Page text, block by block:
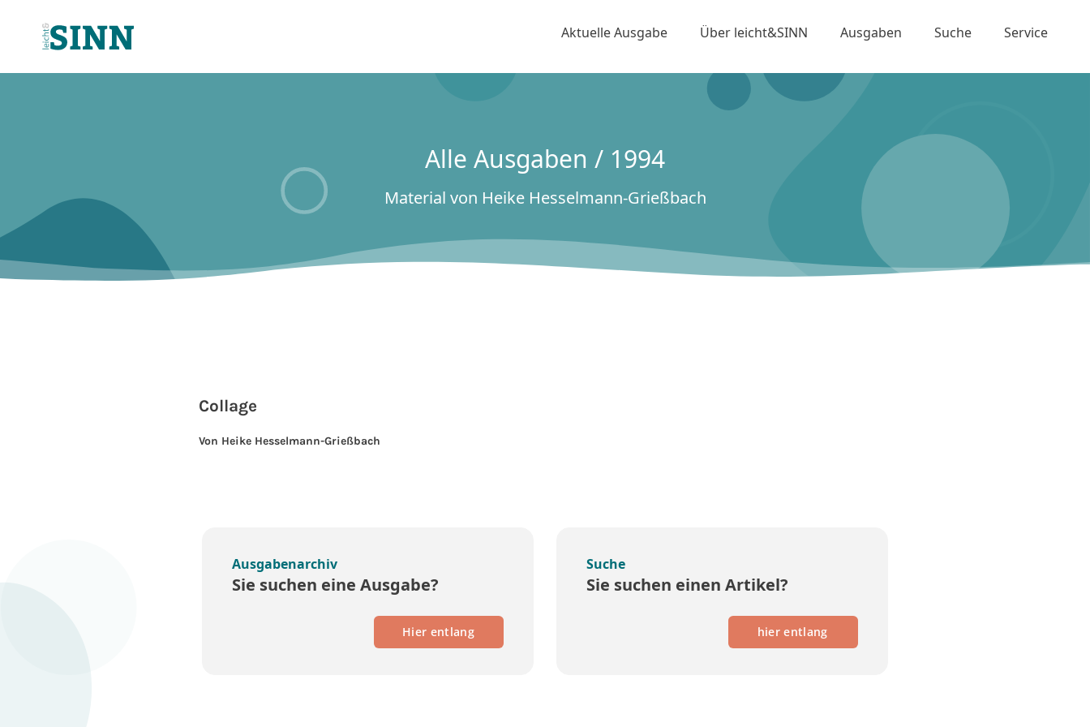
Aktuelle Ausgabe Über leicht&SINN Ausgaben Suche Service
Alle Ausgaben / 1994
Material von Heike Hesselmann-Grießbach
Collage
Von Heike Hesselmann-Grießbach
Ausgabenarchiv
Sie suchen eine Ausgabe?
Hier entlang
Suche
Sie suchen einen Artikel?
hier entlang